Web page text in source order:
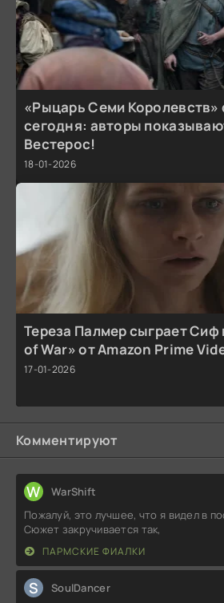
«Рыцарь Семи Королевств»
сегодня: авторы
Вестерос!
18-01-2026
Тереза Палмер сыграет Сиф
of War» от Amazon Prime
17-01-2026
Комментируют
W WarShift
Пожалуй, это лучшее, что я видел в
Сюжет закручивается так,
ПАРМСКИЕ ФИАЛКИ
S SoulDancer